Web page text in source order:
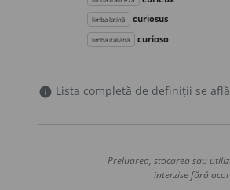
limba latină curiosus
limba italiană curioso
info Lista completă de definiții se
Preluarea, stocarea sau
interzise fără